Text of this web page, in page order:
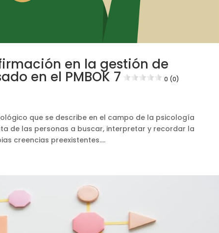
en la gestión de
en el PMBOK 7 0 (0)
que se describe en el campo de la psicología
de las personas a buscar, interpretar y recordar la
creencias preexistentes....